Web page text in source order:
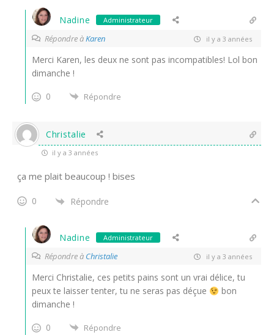
Nadine Administrateur
Répondre àKaren il y a 3 années
Merci Karen, les deux ne sont pas incompatibles! Lol bon
dimanche !
0
Répondre
Christalie
il y a 3 années
ça me plait beaucoup ! bises
0 Répondre
Nadine Administrateur
Répondre à Christalie il y a 3 années
Merci Christalie, ces petits pains sont un vrai délice, tu
peux te laisser tenter, tu ne seras pas déçue
bon
dimanche !
0
Répondre